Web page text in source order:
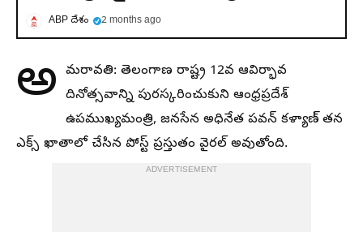
ABP దేశం 2 months ago
అ మరావతి: తెలంగాణ రాష్ట్ర 12వ ఆవిర్భావ
దినోత్సవాన్ని పురస్కరించుకుని ఆంధ్రప్రదేశ్
ఉపముఖ్యమంత్రి, జనసేన అధినేత పవన్ కళ్యాణ్ తన
ఎక్స్ ఖాతాలో చేసిన పోస్ట్ ప్రస్తుతం వైరల్ అవుతోంది.
ADVERTISEMENT